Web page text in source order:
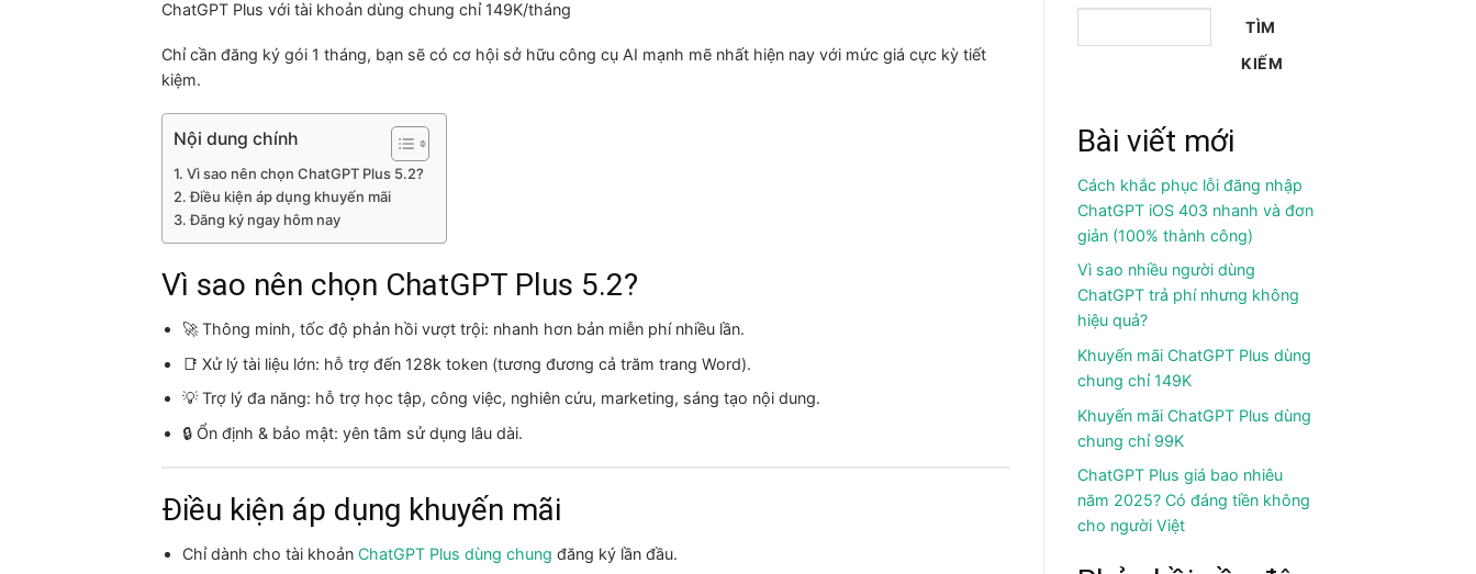
ChatGPT Plus với tài khoản dùng chung chỉ 149K/tháng
Chỉ cần đăng ký gói 1 tháng, bạn sẽ có cơ hội sở hữu công cụ AI mạnh mẽ nhất hiện nay với mức giá cực kỳ tiết
kiệm.
Nội dung chính
Vì sao nên chọn ChatGPT Plus 5.2?
Điều kiện áp dụng khuyến mãi
Đăng ký ngay hôm nay
Vì sao nên chọn ChatGPT Plus 5.2?
🚀 Thông minh, tốc độ phản hồi vượt trội: nhanh hơn bản miễn phí nhiều lần.
📑 Xử lý tài liệu lớn: hỗ trợ đến 128k token (tương đương cả trăm trang Word).
💡 Trợ lý đa năng: hỗ trợ học tập, công việc, nghiên cứu, marketing, sáng tạo nội dung.
🔒 Ổn định & bảo mật: yên tâm sử dụng lâu dài.
Điều kiện áp dụng khuyến mãi
Chỉ dành cho tài khoản ChatGPT Plus dùng chung đăng ký lần đầu.
TÌM
KIẾM
Bài viết mới
Cách khắc phục lỗi đăng nhập
ChatGPT iOS 403 nhanh và đơn
giản (100% thành công)
Vì sao nhiều người dùng
ChatGPT trả phí nhưng không
hiệu quả?
Khuyến mãi ChatGPT Plus dùng
chung chỉ 149K
Khuyến mãi ChatGPT Plus dùng
chung chỉ 99K
ChatGPT Plus giá bao nhiêu
năm 2025? Có đáng tiền không
cho người Việt